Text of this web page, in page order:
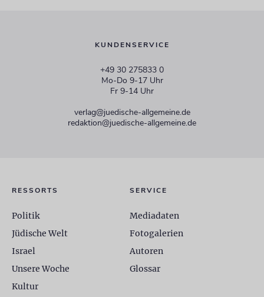
KUNDENSERVICE
+49 30 275833 0
Mo-Do 9-17 Uhr
Fr 9-14 Uhr
verlag@juedische-allgemeine.de
redaktion@juedische-allgemeine.de
RESSORTS
Politik
Jüdische Welt
Israel
Unsere Woche
Kultur
SERVICE
Mediadaten
Fotogalerien
Autoren
Glossar